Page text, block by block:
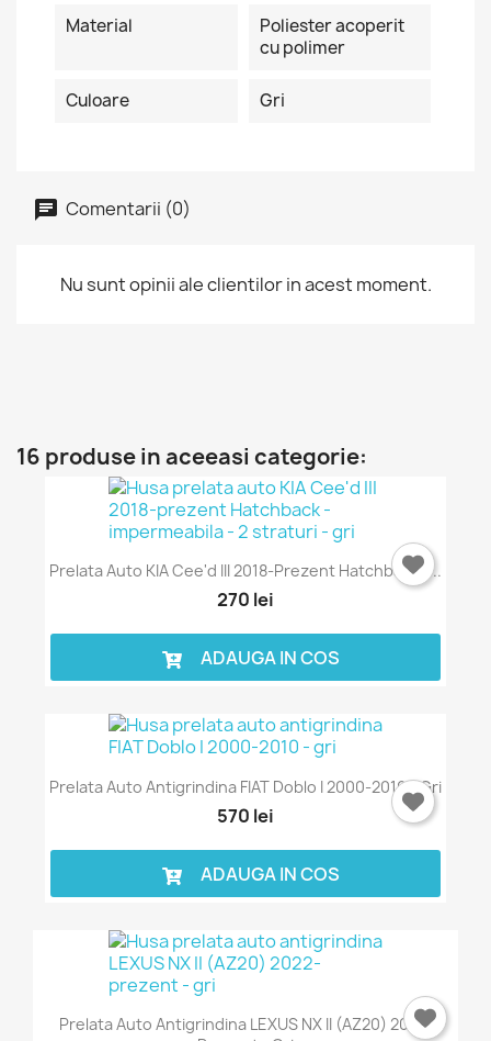
Material
Poliester acoperit
cu polimer
Culoare Gri
Comentarii (0)
Nu sunt opinii ale clientilor in acest moment.
16 produse in aceeasi categorie:
Prelata Auto KIA Cee'd III 2018-Prezent Hatchback -...
270 lei
ADAUGA IN COS
Prelata Auto Antigrindina FIAT Doblo I 2000-2010 - Gri
570 lei
ADAUGA IN COS
Prelata Auto Antigrindina LEXUS NX II (AZ20) 2022-